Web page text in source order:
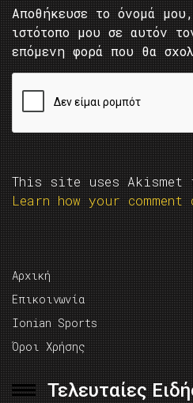
Αποθήκευσε το όνομά
ιστότοπο μου σε αυτόν
επόμενη φορά που θα
This site uses Akismet
Learn how your
Αρχική
Επικοινωνία
Ionian Sports
Όροι Χρήσης
Τελευταίες